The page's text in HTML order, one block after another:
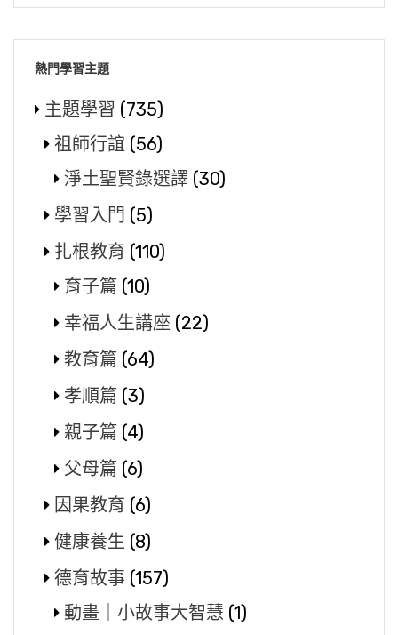
熱門學習主題
主題學習 (735)
祖師行誼 (56)
淨土聖賢錄選譯 (30)
學習入門 (5)
扎根教育 (110)
育子篇 (10)
幸福人生講座 (22)
教育篇 (64)
孝順篇 (3)
親子篇 (4)
父母篇 (6)
因果教育 (6)
健康養生 (8)
德育故事 (157)
動畫｜小故事大智慧 (1)